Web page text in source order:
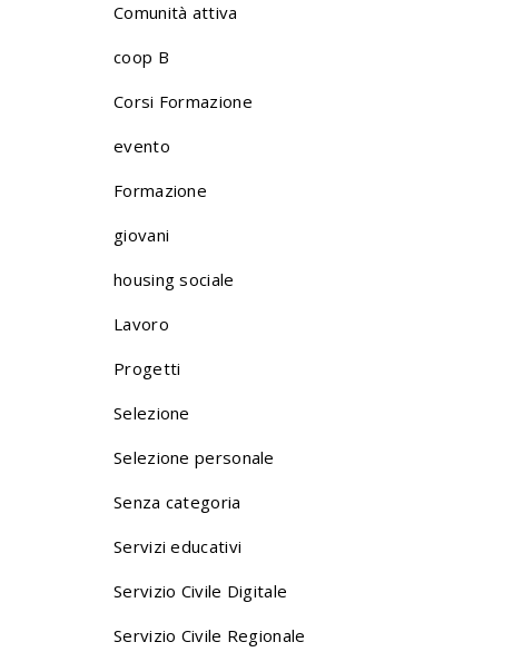
Comunità attiva
coop B
Corsi Formazione
evento
Formazione
giovani
housing sociale
Lavoro
Progetti
Selezione
Selezione personale
Senza categoria
Servizi educativi
Servizio Civile Digitale
Servizio Civile Regionale